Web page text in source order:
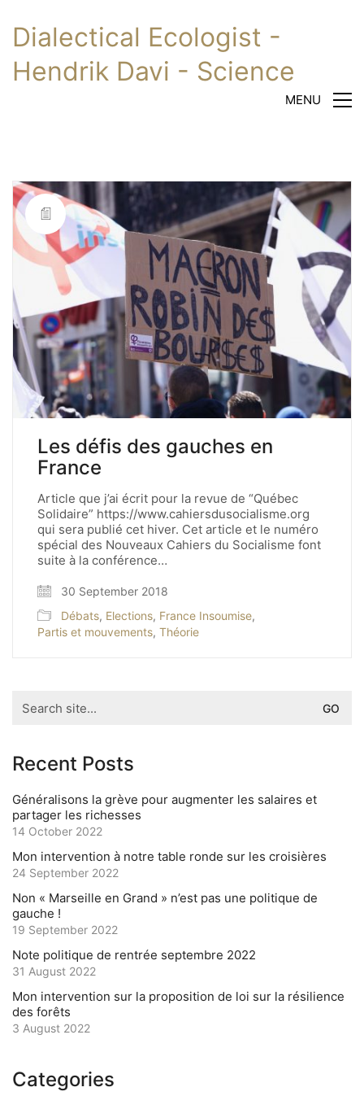
Dialectical Ecologist -
Hendrik Davi - Science
MENU
Les défis des gauches en
France
Article que j’ai écrit pour la revue de “Québec
Solidaire” https://www.cahiersdusocialisme.org
qui sera publié cet hiver. Cet article et le numéro
spécial des Nouveaux Cahiers du Socialisme font
suite à la conférence…
30 September 2018
Débats, Elections, France Insoumise,
Partis et mouvements, Théorie
for:
Recent Posts
Généralisons la grève pour augmenter les salaires et
partager les richesses
14 October 2022
Mon intervention à notre table ronde sur les croisières
24 September 2022
Non « Marseille en Grand » n’est pas une politique de
gauche !
19 September 2022
Note politique de rentrée septembre 2022
31 August 2022
Mon intervention sur la proposition de loi sur la résilience
des forêts
3 August 2022
Categories